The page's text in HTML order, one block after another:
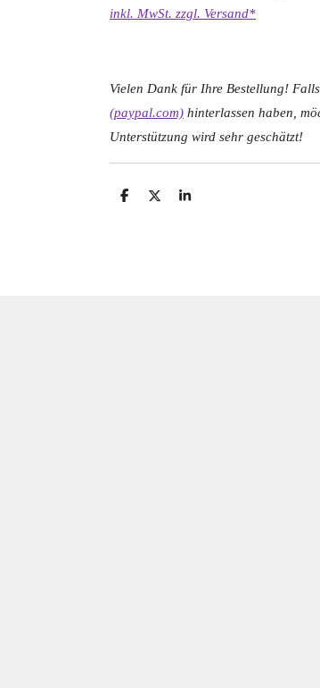
inkl. MwSt. zzgl. Versand*
Vielen Dank für Ihre Bestellung!
(paypal.com) hinterlassen haben,
Unterstützung wird sehr geschätzt!
T
T
T